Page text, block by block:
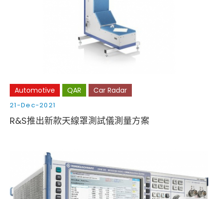
Automotive QAR Car Radar
21-Dec-2021
R&S推出新款天線罩測試儀測量方案